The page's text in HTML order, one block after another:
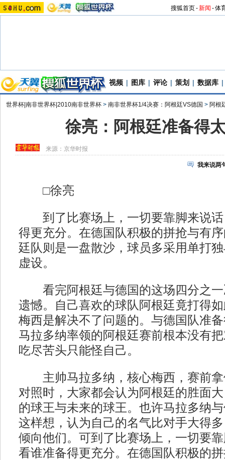
搜狐首页-新闻 -体
视频 | 图库 | 评论 | 策划 | 数据库 |
世界杯|南非世界杯|2010南非世界杯 > 南非世界杯1/4决赛：阿根廷VS德国 > 阿根
徐亮：阿根廷准备得
来源：京华时报
我来说两
□徐亮
到了比赛场上，一切要靠脚来说话
得更充分。在德国队积极的拼抢与有
廷队则是一盘散沙，球员多采用单打
虚设。
看完阿根廷与德国的这场四分之一
遗憾。自己喜欢的球队阿根廷竟打得
梅西是解决不了问题的。与德国队准
马拉多纳率领的阿根廷赛前根本没有
吃尽苦头只能怪自己。
主帅马拉多纳，核心梅西，赛前拿
对照时，大家都会认为阿根廷的胜面
的球王与未来的球王。也许马拉多纳
这样想，认为自己的名气比对手大得
倾向他们。可到了比赛场上，一切要
看谁准备得更充分。在德国队积极的